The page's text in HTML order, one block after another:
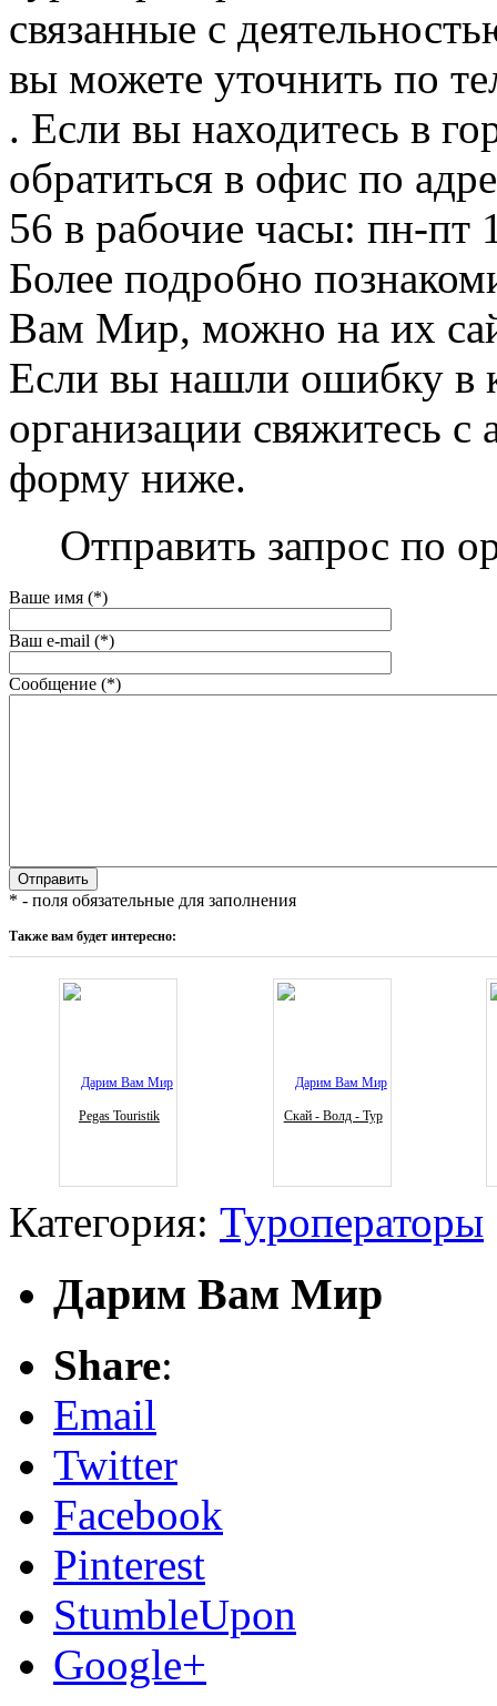
связанные с
вы можете уточнить по
. Если вы находитесь в
обратиться в офис по
56 в рабочие часы: пн-пт
Более подробно
Вам Мир, можно на их
Если вы нашли ошибку в
организации свяжитесь
форму ниже.
Отправить запрос по
Ваше имя (*)
Ваш e-mail (*)
Сообщение (*)
* - поля обязательные для заполнения
Также вам будет интересно:
Pegas Touristik Скай - Волд - Тур
Категория: Туроператоры
Дарим Вам Мир
Share:
Email
Twitter
Facebook
Pinterest
StumbleUpon
Google+